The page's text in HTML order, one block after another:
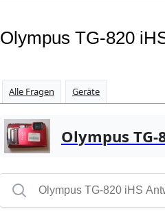
Olympus TG-820
Alle Fragen Geräte
Olympus TG-